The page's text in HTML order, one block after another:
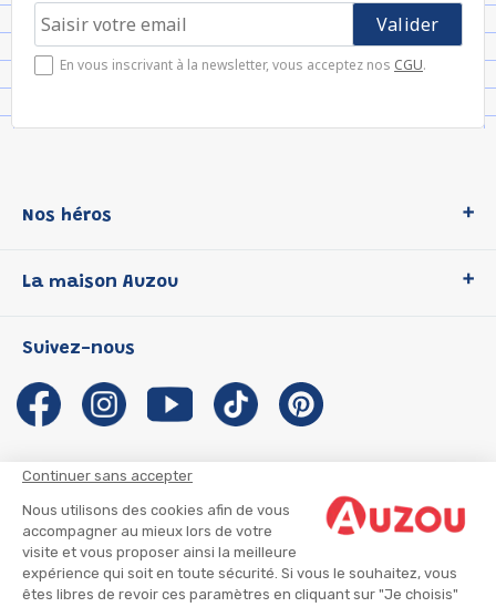
Continuer sans accepter
Nous utilisons des cookies afin de vous
accompagner au mieux lors de votre
visite et vous proposer ainsi la meilleure
expérience qui soit en toute sécurité. Si vous le souhaitez, vous
êtes libres de revoir ces paramètres en cliquant sur "Je choisis"
En vous inscrivant à la newsletter, vous acceptez nos CGU.
Nos héros
P'tit Loup
Les Influenceuses
Migali
Petite Taupe
La maison Auzou
Notre histoire
Auzou s'engage
Auteurs et illustrateurs Auzou
Suivre mon colis
Infos consommateur
Suivez-nous
CGU
CGV
Mentions légales